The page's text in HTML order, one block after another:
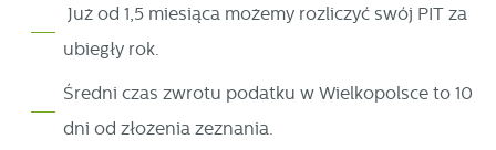
Już od 1,5 miesiąca możemy rozliczyć swój PIT za
ubiegły rok.
Średni czas zwrotu podatku w Wielkopolsce to 10
dni od złożenia zeznania.
Cookies analityczne pozwalają na uzyskanie informacji w
zakresie wykorzystywania witryny internetowej, miejsca oraz
Dane pozwalają nam na ocenę naszych serwisów
internetowych pod względem ich popularności wśród
Więcej
Reklamowe
Dzięki reklamowym plikom cookies prezentujemy Ci